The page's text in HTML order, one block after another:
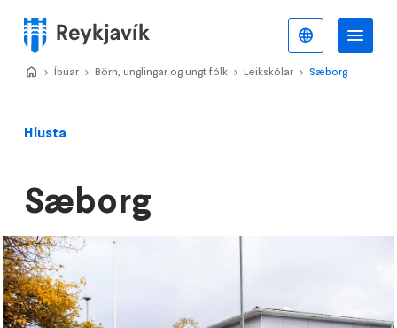
meginefni
Valmynd
Hlusta
Sæborg
Home
>
Íbúar >
Börn, unglingar og ungt fólk >
Leikskólar >
Sæborg
Íslenska